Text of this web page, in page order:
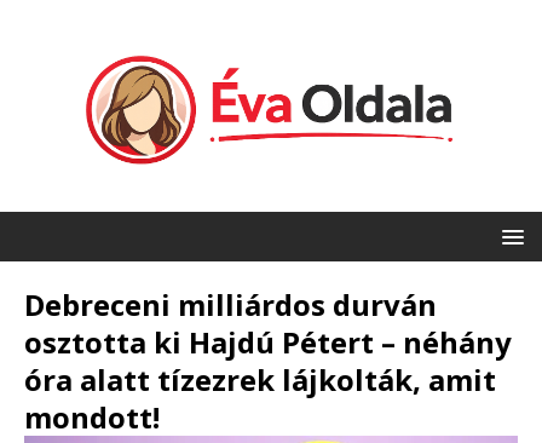
Debreceni milliárdos durván
osztotta ki Hajdú Pétert – néhány
óra alatt tízezrek lájkolták, amit
mondott!